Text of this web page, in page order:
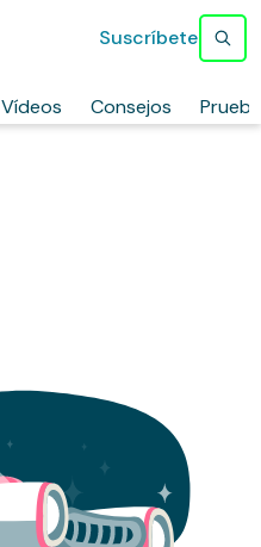
Vídeos Consejos
Suscríbete